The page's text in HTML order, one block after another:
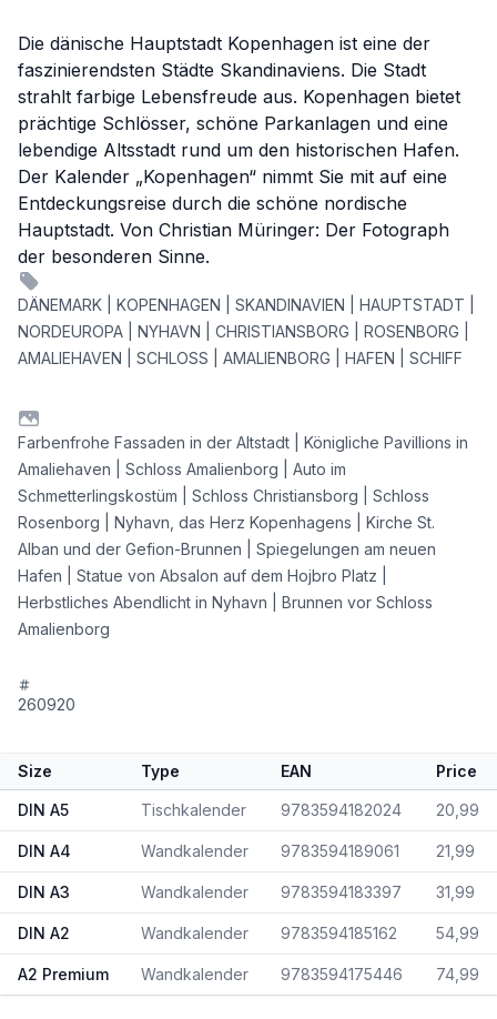
Die dänische Hauptstadt Kopenhagen ist eine der
faszinierendsten Städte Skandinaviens. Die Stadt
strahlt farbige Lebensfreude aus. Kopenhagen bietet
prächtige Schlösser, schöne Parkanlagen und eine
lebendige Altsstadt rund um den historischen Hafen.
Der Kalender „Kopenhagen“ nimmt Sie mit auf eine
Entdeckungsreise durch die schöne nordische
Hauptstadt. Von Christian Müringer: Der Fotograph
der besonderen Sinne.
DÄNEMARK | KOPENHAGEN | SKANDINAVIEN | HAUPTSTADT |
NORDEUROPA | NYHAVN | CHRISTIANSBORG | ROSENBORG |
AMALIEHAVEN | SCHLOSS | AMALIENBORG | HAFEN | SCHIFF
Farbenfrohe Fassaden in der Altstadt | Königliche Pavillions in
Amaliehaven | Schloss Amalienborg | Auto im
Schmetterlingskostüm | Schloss Christiansborg | Schloss
Rosenborg | Nyhavn, das Herz Kopenhagens | Kirche St.
Alban und der Gefion-Brunnen | Spiegelungen am neuen
Hafen | Statue von Absalon auf dem Hojbro Platz |
Herbstliches Abendlicht in Nyhavn | Brunnen vor Schloss
Amalienborg
260920
Size Type EAN Price
DIN A5 Tischkalender 9783594182024 20,99
DIN A4 Wandkalender 9783594189061 21,99
DIN A3 Wandkalender 9783594183397 31,99
DIN A2 Wandkalender 9783594185162 54,99
A2 Premium Wandkalender 9783594175446 74,99